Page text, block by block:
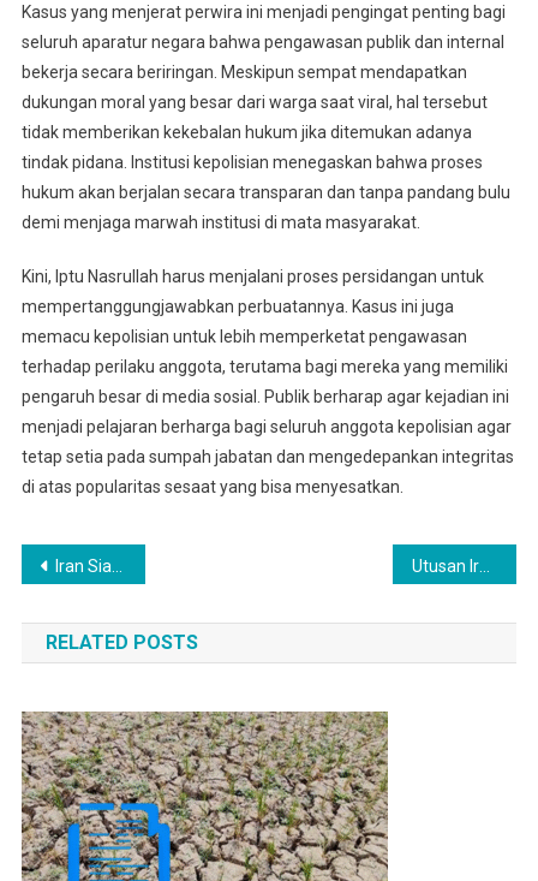
Kasus yang menjerat perwira ini menjadi pengingat penting bagi
seluruh aparatur negara bahwa pengawasan publik dan internal
bekerja secara beriringan. Meskipun sempat mendapatkan
dukungan moral yang besar dari warga saat viral, hal tersebut
tidak memberikan kekebalan hukum jika ditemukan adanya
tindak pidana. Institusi kepolisian menegaskan bahwa proses
hukum akan berjalan secara transparan dan tanpa pandang bulu
demi menjaga marwah institusi di mata masyarakat.
Kini, Iptu Nasrullah harus menjalani proses persidangan untuk
mempertanggungjawabkan perbuatannya. Kasus ini juga
memacu kepolisian untuk lebih memperketat pengawasan
terhadap perilaku anggota, terutama bagi mereka yang memiliki
pengaruh besar di media sosial. Publik berharap agar kejadian ini
menjadi pelajaran berharga bagi seluruh anggota kepolisian agar
tetap setia pada sumpah jabatan dan mengedepankan integritas
di atas popularitas sesaat yang bisa menyesatkan.
Post
navigation
Iran Siap Perang Panjang Lawan AS Israel
RELATED POSTS